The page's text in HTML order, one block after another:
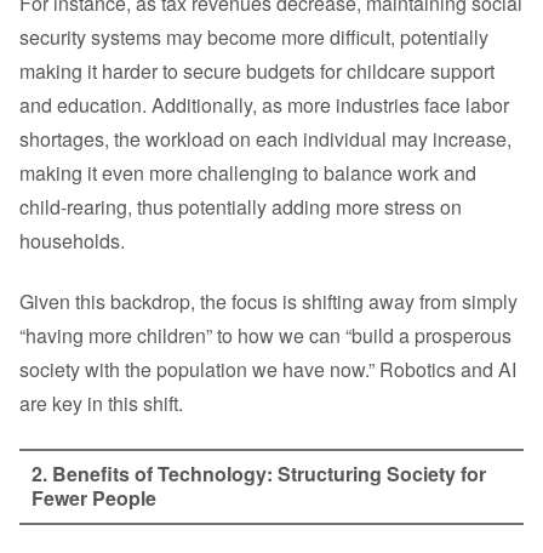
security systems may become more difficult, potentially
making it harder to secure budgets for childcare support
and education. Additionally, as more industries face labor
shortages, the workload on each individual may increase,
making it even more challenging to balance work and
child-rearing, thus potentially adding more stress on
households.
Given this backdrop, the focus is shifting away from simply
“having more children” to how we can “build a prosperous
society with the population we have now.” Robotics and AI
are key in this shift.
2. Benefits of Technology: Structuring Society for
Fewer People